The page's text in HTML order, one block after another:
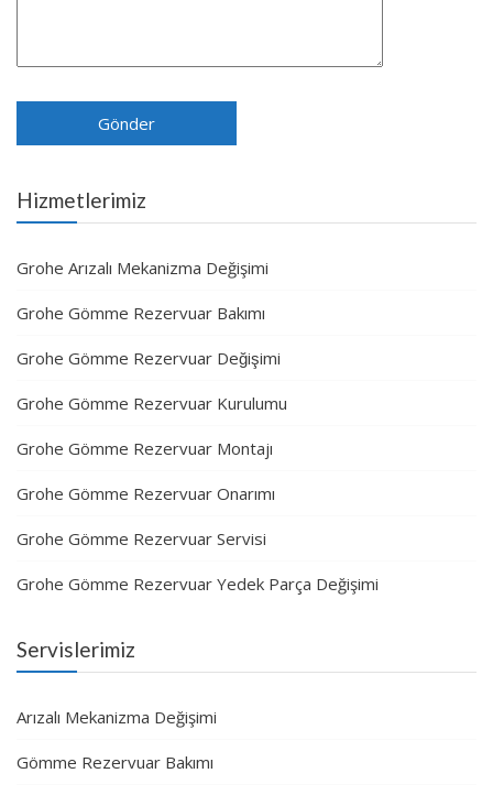
Hizmetlerimiz
Grohe Arızalı Mekanizma Değişimi
Grohe Gömme Rezervuar Bakımı
Grohe Gömme Rezervuar Değişimi
Grohe Gömme Rezervuar Kurulumu
Grohe Gömme Rezervuar Montajı
Grohe Gömme Rezervuar Onarımı
Grohe Gömme Rezervuar Servisi
Grohe Gömme Rezervuar Yedek Parça Değişimi
Servislerimiz
Arızalı Mekanizma Değişimi
Gömme Rezervuar Bakımı